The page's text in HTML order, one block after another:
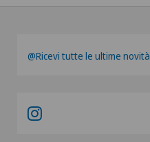
@Ricevi tutte le ultime novità